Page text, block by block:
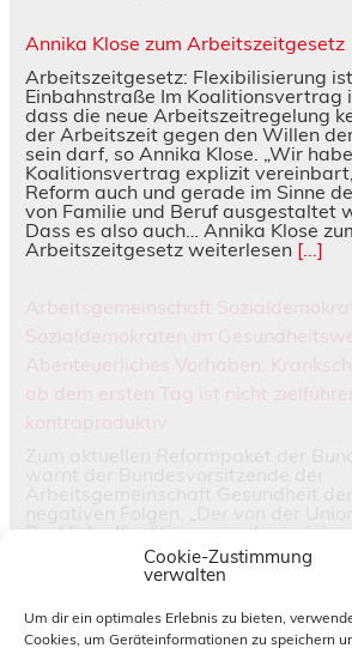
Cookie-Zustimmung
verwalten
Um dir ein optimales Erlebnis zu bieten,
Cookies, um Geräteinformationen zu speichern
Annika Klose zum Arbeitszeitgesetz
Arbeitszeitgesetz: Flexibilisierung
Einbahnstraße Im Koalitionsvertrag
dass die neue Arbeitszeitregelung
der Arbeitszeit gegen den Willen
sein darf, so Annika Klose. „Wir
Koalitionsvertrag explizit
Reform auch und gerade im Sinne
von Familie und Beruf ausgestaltet
Dass es also auch… Annika Klose
Arbeitszeitgesetz weiterlesen [...]
Arbeitsgemeinschaft
Sozialdemokraten im
Abenteuerliches Vorhaben:
ab dem ersten Tag ist nicht
kontraproduktiv
Punkt der
bereits ab dem ersten Tag eine
Krankschreibung eingeholt werden
Arbeitsgemeinschaft
Sozialdemokraten im